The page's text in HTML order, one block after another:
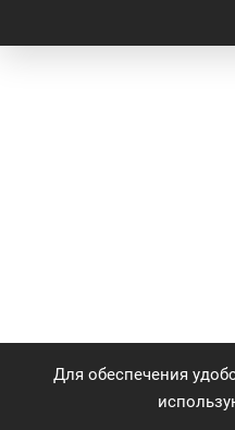
Для обеспечения